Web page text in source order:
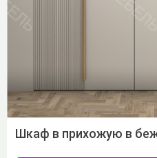
Шкаф в прихожую в